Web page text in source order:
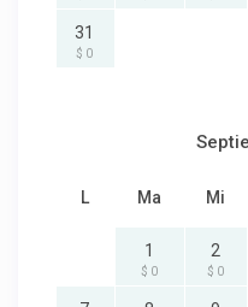
31
$ 0
L Ma Mi
1
$ 0
2
$ 0